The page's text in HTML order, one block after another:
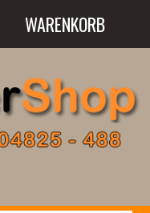
WARENKORB